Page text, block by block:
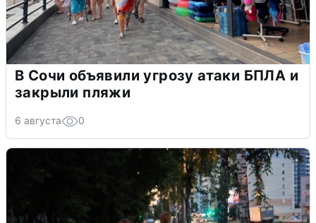
В Сочи объявили угрозу атаки БПЛА и
закрыли пляжи
6 августа 0